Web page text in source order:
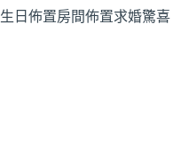
生日佈置房間佈置求婚驚喜